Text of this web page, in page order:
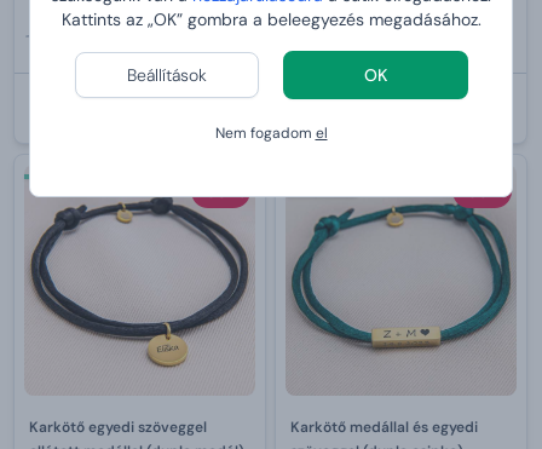
Kattints az „OK” gombra a beleegyezés megadásához.
Beállítások OK
Nem fogadom el
7 690 Ft
6 990 Ft
VÁRHATÓ ÉRKEZÉS:2026-08-13
19 990 Ft
6 990 Ft
VÁRHATÓ ÉRKEZÉS:
-65 %
Karkötő egyedi szöveggel
-65 %
Karkötő medállal és egyedi